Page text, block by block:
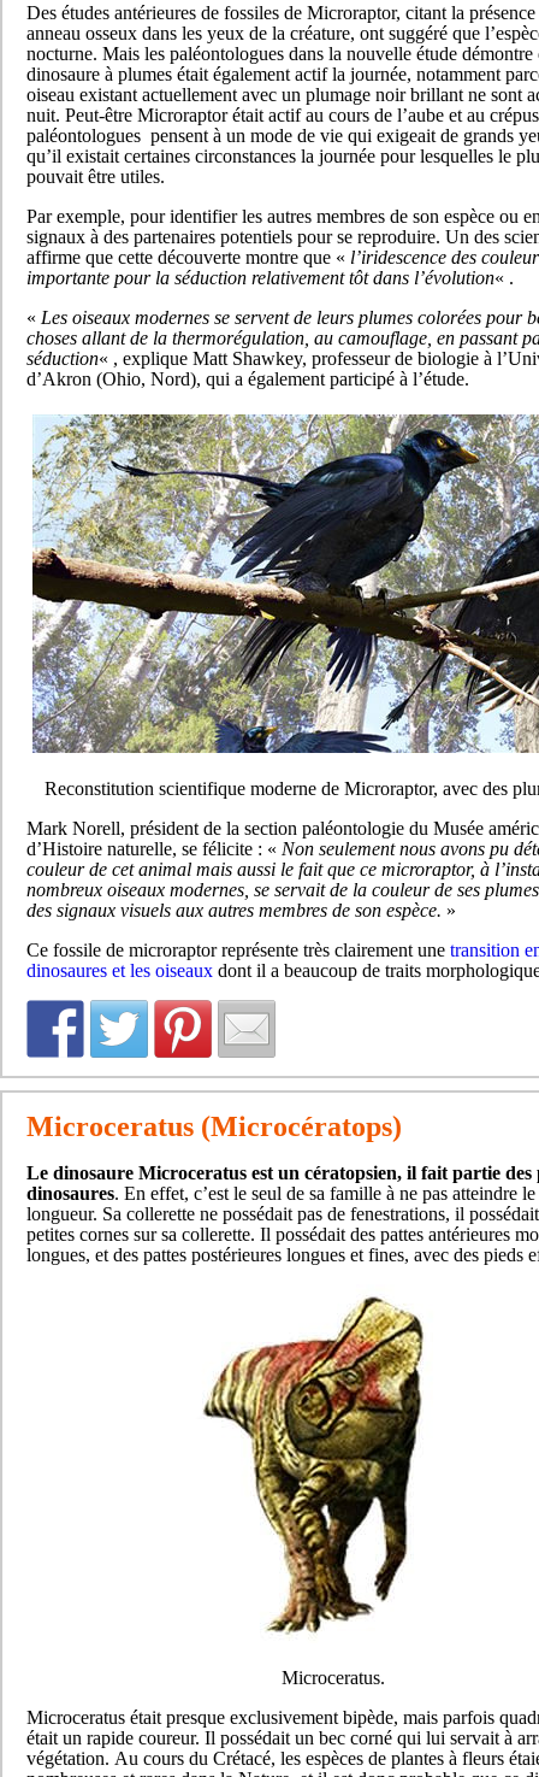
Des études antérieures de fossiles de Microraptor, citant la
anneau osseux dans les yeux de la créature, ont suggéré que
nocturne. Mais les paléontologues dans la nouvelle étude démontre
dinosaure à plumes était également actif la journée, notamment
oiseau existant actuellement avec un plumage noir brillant ne sont
nuit. Peut-être Microraptor était actif au cours de l’aube et au
paléontologues pensent à un mode de vie qui exigeait de grands
qu’il existait certaines circonstances la journée pour lesquelles le
pouvait être utiles.
Par exemple, pour identifier les autres membres de son espèce ou
signaux à des partenaires potentiels pour se reproduire. Un des
affirme que cette découverte montre que « l’iridescence des
importante pour la séduction relativement tôt dans l’évolution« .
« Les oiseaux modernes se servent de leurs plumes colorées pour
choses allant de la thermorégulation, au camouflage, en passant
séduction« , explique Matt Shawkey, professeur de biologie à
d’Akron (Ohio, Nord), qui a également participé à l’étude.
Reconstitution scientifique moderne de Microraptor, avec des
Mark Norell, président de la section paléontologie du Musée
d’Histoire naturelle, se félicite : « Non seulement nous avons pu
couleur de cet animal mais aussi le fait que ce microraptor, à
nombreux oiseaux modernes, se servait de la couleur de ses
des signaux visuels aux autres membres de son espèce. »
Ce fossile de microraptor représente très clairement une transition
dinosaures et les oiseaux dont il a beaucoup de traits
Microceratus (Microcératops)
Le dinosaure Microceratus est un cératopsien, il fait partie des
dinosaures. En effet, c’est le seul de sa famille à ne pas atteindre
longueur. Sa collerette ne possédait pas de fenestrations, il
petites cornes sur sa collerette. Il possédait des pattes antérieures
longues, et des pattes postérieures longues et fines, avec des pieds
Microceratus.
Microceratus était presque exclusivement bipède, mais parfois
était un rapide coureur. Il possédait un bec corné qui lui servait à
végétation. Au cours du Crétacé, les espèces de plantes à fleurs